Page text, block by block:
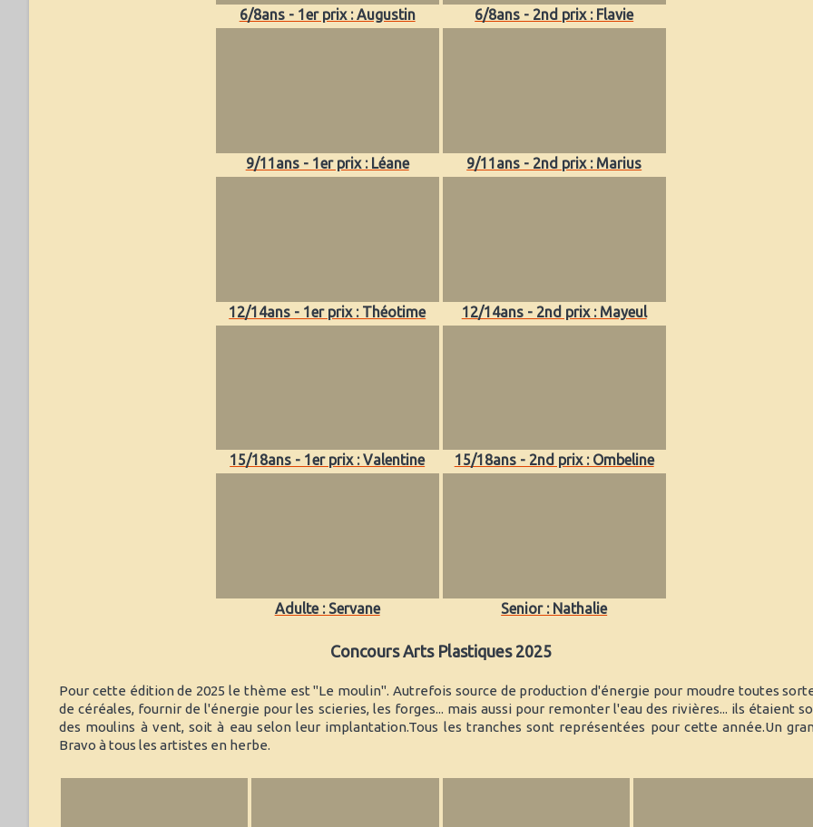
6/8ans - 1er prix : Augustin 6/8ans - 2nd prix : Flavie
9/11ans - 1er prix : Léane 9/11ans - 2nd prix : Marius
12/14ans - 1er prix : Théotime 12/14ans - 2nd prix : Mayeul
15/18ans - 1er prix : Valentine 15/18ans - 2nd prix : Ombeline
Adulte : Servane Senior : Nathalie
Concours Arts Plastiques 2025
Pour cette édition de 2025 le thème est "Le moulin". Autrefois source de production d'énergie pour moudre toutes
de céréales, fournir de l'énergie pour les scieries, les forges... mais aussi pour remonter l'eau des rivières... ils étaient
des moulins à vent, soit à eau selon leur implantation.Tous les tranches sont représentées pour cette année.Un
Bravo à tous les artistes en herbe.